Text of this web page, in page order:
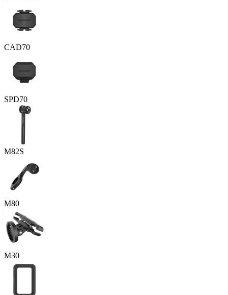
CAD70
SPD70
M82S
M80
M30